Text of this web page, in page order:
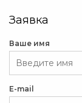
Заявка
Ваше имя
E-mail